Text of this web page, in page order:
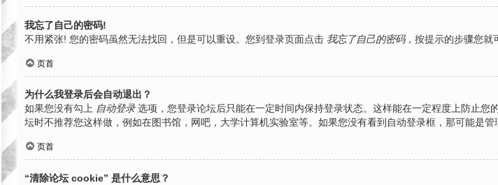
我忘了自己的密码!
不用紧张! 您的密码虽然无法找回，但是可以重设。您到登录页面点击 我忘了自己的密码，按提示的步骤您就
页首
为什么我登录后会自动退出？
如果您没有勾上 自动登录选项，您登录论坛后只能在一定时间内保持登录状态。这样能在一定程度上防止您
坛时不推荐您这样做，例如在图书馆，网吧，大学计算机实验室等。如果您没有看到自动登录框，那可能是管
页首
“清除论坛 cookie” 是什么意思？